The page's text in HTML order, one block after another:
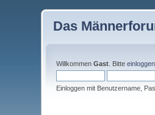
Das
WillkommenGast . Bitteeinloggen
Einloggen mit Benutzername,